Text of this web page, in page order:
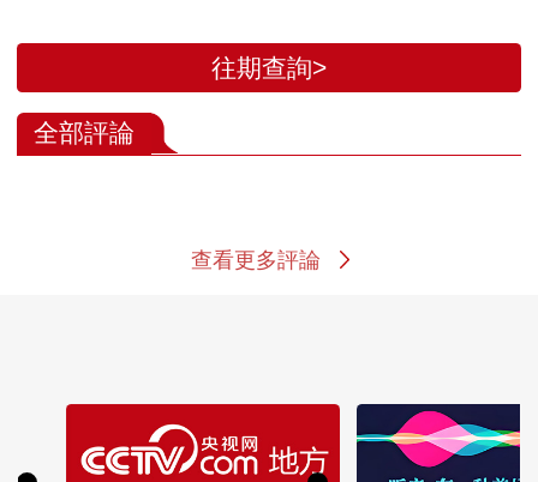
往期查詢>
全部評論
查看更多評論